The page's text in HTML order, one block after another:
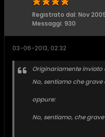
Registrato dal: Nov
Messaggi: 930
03-06-2013, 02:32
Originariamente inviato
No, sentiamo che
oppure:
No, sentiamo, che